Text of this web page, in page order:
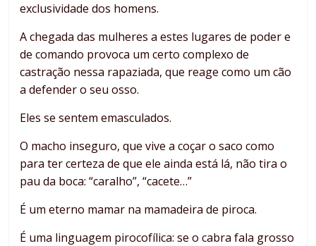
exclusividade dos homens.
A chegada das mulheres a estes lugares de poder e
de comando provoca um certo complexo de
castração nessa rapaziada, que reage como um cão
a defender o seu osso.
Eles se sentem emasculados.
O macho inseguro, que vive a coçar o saco como
para ter certeza de que ele ainda está lá, não tira o
pau da boca: “caralho”, “cacete…”
É um eterno mamar na mamadeira de piroca.
É uma linguagem pirocofílica: se o cabra fala grosso